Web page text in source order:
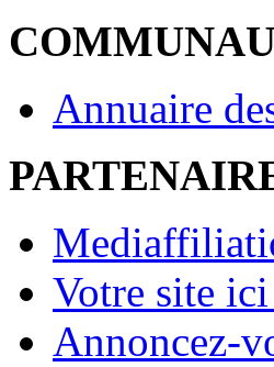
Annuaire
Votre site ici
Annoncez-